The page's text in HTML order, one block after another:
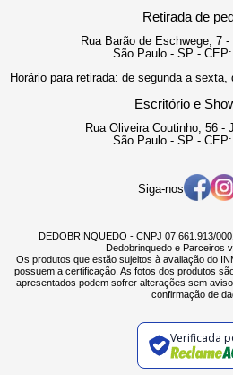
Retirada de
Rua Barão de Eschwege, 7
São Paulo - SP -
Horário para retirada: de segunda a
Escritório e
Rua Oliveira Coutinho, 56 -
São Paulo - SP -
Siga-nos
DEDOBRINQUEDO - CNPJ 07.661.913/
Dedobrinquedo e Parceiros
Os produtos que estão sujeitos à avaliação do
possuem a certificação. As fotos dos produtos
apresentados podem sofrer alterações sem
confirmação de
Verificada